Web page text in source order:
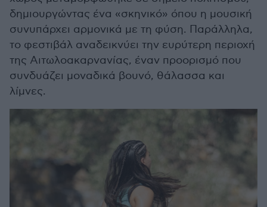
δημιουργώντας ένα «σκηνικό» όπου η μουσική
συνυπάρχει αρμονικά με τη φύση. Παράλληλα,
το φεστιβάλ αναδεικνύει την ευρύτερη περιοχή
της Αιτωλοακαρνανίας, έναν προορισμό που
συνδυάζει μοναδικά βουνό, θάλασσα και
λίμνες.